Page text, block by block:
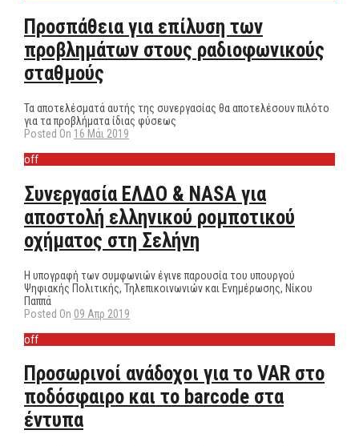
Προσπάθεια για επίλυση των
προβλημάτων στους ραδιοφωνικούς
σταθμούς
Τα αποτελέσματά αυτής της συνεργασίας θα αποτελέσουν πιλότο
για τα προβλήματα ίδιας φύσεως
Posted On 16 Μάι 2019
off
Συνεργασία ΕΛΔΟ & NASA για
αποστολή ελληνικού ρομποτικού
οχήματος στη Σελήνη
Η υπογραφή των συμφωνιών έγινε παρουσία του υπουργού
Ψηφιακής Πολιτικής, Τηλεπικοινωνιών και Ενημέρωσης, Νίκου
Παππά
Posted On 09 Απρ 2019
off
Προσωρινοί ανάδοχοι για το VAR στο
ποδόσφαιρο και το barcode στα
έντυπα